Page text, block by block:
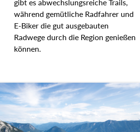
gibt es abwechslungsreiche Trails,
während gemütliche Radfahrer und
E-Biker die gut ausgebauten
Radwege durch die Region genießen
können.